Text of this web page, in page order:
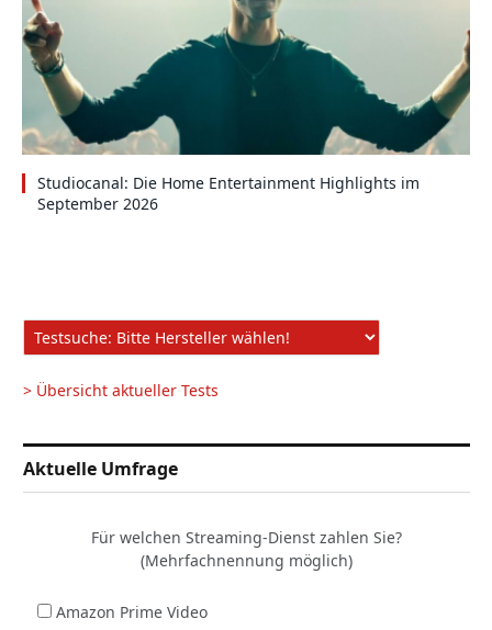
Studiocanal: Die Home Entertainment Highlights im
September 2026
> Übersicht aktueller Tests
Aktuelle Umfrage
Für welchen Streaming-Dienst zahlen Sie?
(Mehrfachnennung möglich)
Amazon Prime Video